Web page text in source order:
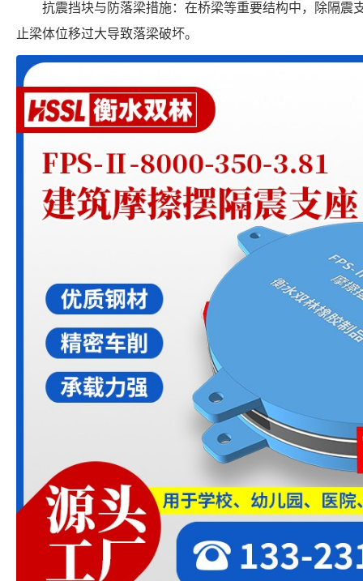
抗震挡块与防落梁措施：在桥梁等重要结构中，除隔震
止梁体位移过大导致落梁破坏。